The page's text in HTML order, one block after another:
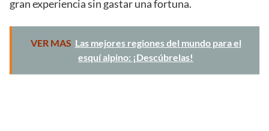
gran experiencia sin gastar una fortuna.
VER MAS Las mejores regiones del mundo para el
esquí alpino: ¡Descúbrelas!